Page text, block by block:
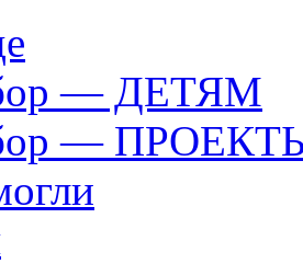
— ДЕТЯМ
—